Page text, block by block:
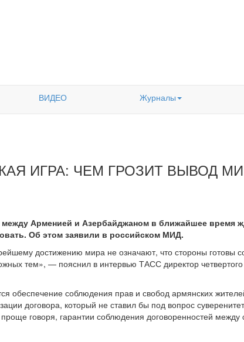
ВИДЕО Журналы
ИГРА: ЧЕМ ГРОЗИТ ВЫВОД
Арменией и Азербайджаном в ближайшее время
Об этом заявили в российском МИД.
достижению мира не означают, что стороны готовы
тем», — пояснил в интервью ТАСС директор
обеспечение соблюдения прав и свобод армянских
договора, который не ставил бы под вопрос
говоря, гарантии соблюдения договоренностей между